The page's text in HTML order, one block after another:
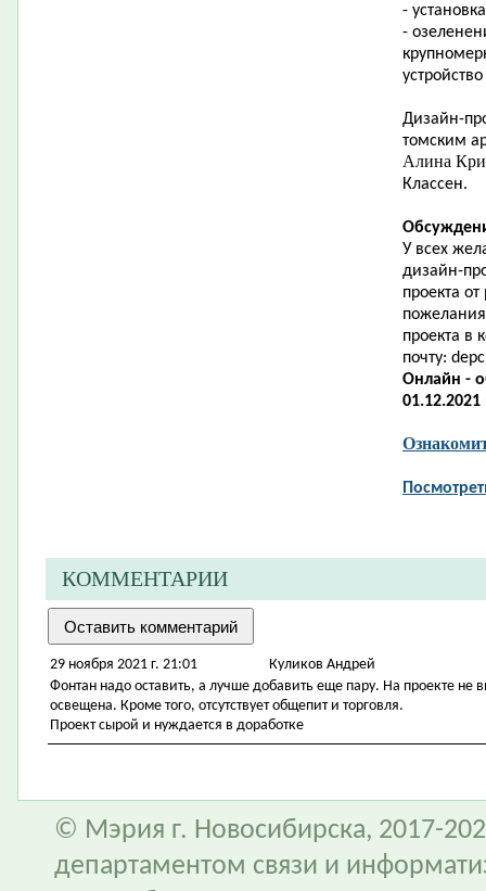
-
-
Дизайн-
томским
Алина
Классен.
У всех
дизайн-
проекта
проекта в
почту:
Онлайн -
01.12.2021
КОММЕНТАРИИ
29 ноября 2021 г. 21:01
Куликов Андрей
Фонтан надо оставить, а лучше добавить еще пару. На проекте не
освещена. Кроме того, отсутствует общепит и торговля.
Проект сырой и нуждается в доработке
© Мэрия г. Новосибирска, 2017-
департаментом связи и